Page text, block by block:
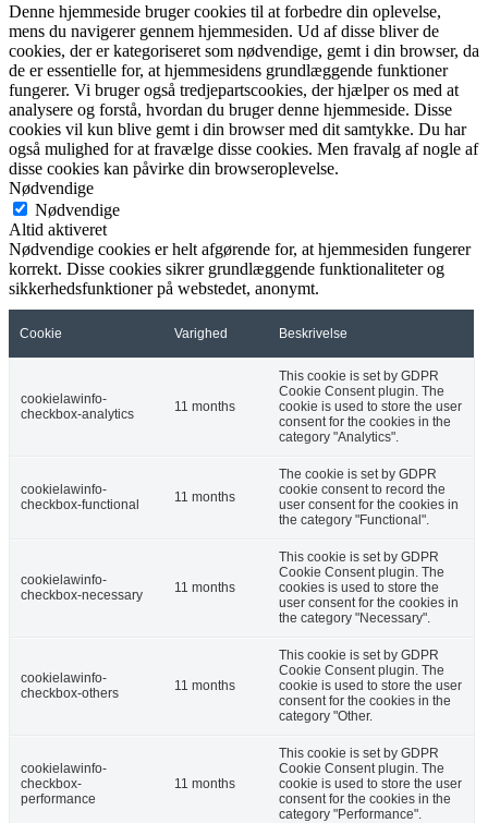
Denne hjemmeside bruger cookies til at forbedre din oplevelse,
mens du navigerer gennem hjemmesiden. Ud af disse bliver de
cookies, der er kategoriseret som nødvendige, gemt i din browser, da
de er essentielle for, at hjemmesidens grundlæggende funktioner
fungerer. Vi bruger også tredjepartscookies, der hjælper os med at
analysere og forstå, hvordan du bruger denne hjemmeside. Disse
cookies vil kun blive gemt i din browser med dit samtykke. Du har
også mulighed for at fravælge disse cookies. Men fravalg af nogle af
disse cookies kan påvirke din browseroplevelse.
Nødvendige
Nødvendige
Altid aktiveret
Nødvendige cookies er helt afgørende for, at hjemmesiden fungerer
korrekt. Disse cookies sikrer grundlæggende funktionaliteter og
sikkerhedsfunktioner på webstedet, anonymt.
Cookie Varighed Beskrivelse
cookielawinfo-
checkbox-analytics
11 months
This cookie is set by GDPR
Cookie Consent plugin. The
cookie is used to store the user
consent for the cookies in the
category "Analytics".
cookielawinfo-
checkbox-functional
11 months
The cookie is set by GDPR
cookie consent to record the
user consent for the cookies in
the category "Functional".
cookielawinfo-
checkbox-necessary
11 months
This cookie is set by GDPR
Cookie Consent plugin. The
cookies is used to store the
user consent for the cookies in
the category "Necessary".
cookielawinfo-
checkbox-others
11 months
This cookie is set by GDPR
Cookie Consent plugin. The
cookie is used to store the user
consent for the cookies in the
category "Other.
cookielawinfo-
checkbox-
performance
11 months
This cookie is set by GDPR
Cookie Consent plugin. The
cookie is used to store the user
consent for the cookies in the
category "Performance".